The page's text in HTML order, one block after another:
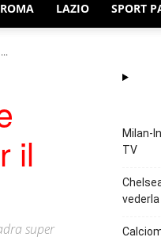
ROMA LAZIO SPORT
il
super
Milan-
TV